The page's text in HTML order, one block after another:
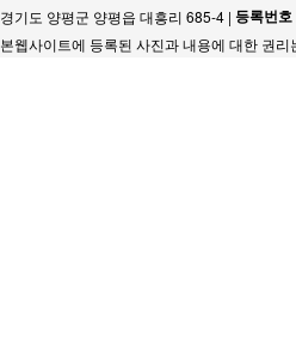
경기도 양평군 양평읍 대흥리 685-4 | 등록번호
본웹사이트에 등록된 사진과 내용에 대한 권